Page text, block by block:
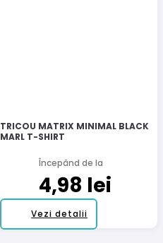
TRICOU MATRIX MINIMAL BLACK
MARL T-SHIRT
Începând de la
4,98 lei
Vezi detalii
produs